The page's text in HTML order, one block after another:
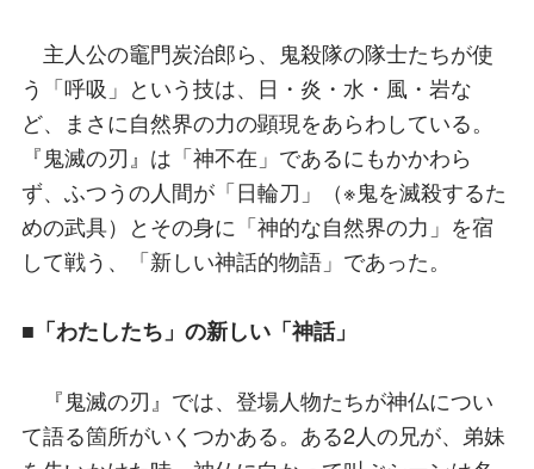
主人公の竈門炭治郎ら、鬼殺隊の隊士たちが使
う「呼吸」という技は、日・炎・水・風・岩な
ど、まさに自然界の力の顕現をあらわしている。
『鬼滅の刃』は「神不在」であるにもかかわら
ず、ふつうの人間が「日輪刀」（※鬼を滅殺するた
めの武具）とその身に「神的な自然界の力」を宿
して戦う、「新しい神話的物語」であった。
■「わたしたち」の新しい「神話」
『鬼滅の刃』では、登場人物たちが神仏につい
て語る箇所がいくつかある。ある2人の兄が、弟妹